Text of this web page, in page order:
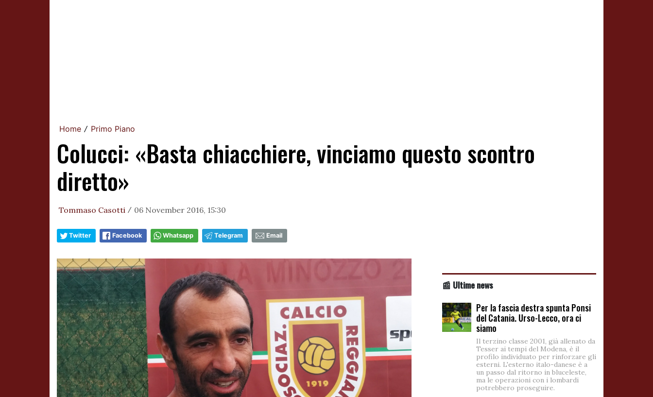
Home / Primo Piano
Colucci: «Basta chiacchiere, vinciamo questo scontro
diretto»
Tommaso Casotti / 06 November 2016, 15:30
Twitter Facebook Whatsapp Telegram Email
📰 Ultime news
Per la fascia destra spunta Ponsi
del Catania. Urso-Lecco, ora ci
siamo
Il terzino classe 2001, già allenato da
Tesser ai tempi del Modena, è il
profilo individuato per rinforzare gli
esterni. L'esterno italo-danese è a
un passo dal ritorno in bluceleste,
ma le operazioni con i lombardi
potrebbero proseguire.